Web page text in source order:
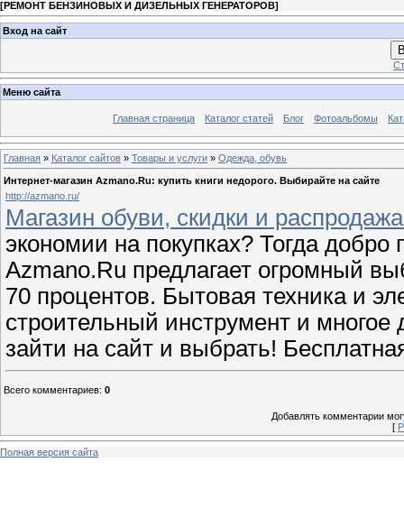
[РЕМОНТ БЕНЗИНОВЫХ И ДИЗЕЛЬНЫХ ГЕНЕРАТОРОВ]
Вход на сайт
Меню сайта
Главная страница Каталог статей Блог Фотоальбомы
Главная » Каталог сайтов » Товары и услуги » Одежда, обувь
Интернет-магазин Azmano.Ru: купить книги недорого. Выбирайте на сайте
http://azmano.ru/
Магазин обуви, скидки и
экономии на покупках? Тогда
Azmano.Ru предлагает огромный
70 процентов. Бытовая техника и
строительный инструмент и
зайти на сайт и выбрать!
Всего комментариев: 0
Добавлять комментарии
[
Полная версия сайта